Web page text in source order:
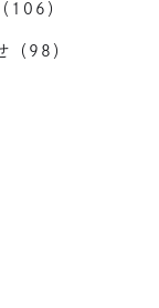
106）
（98）